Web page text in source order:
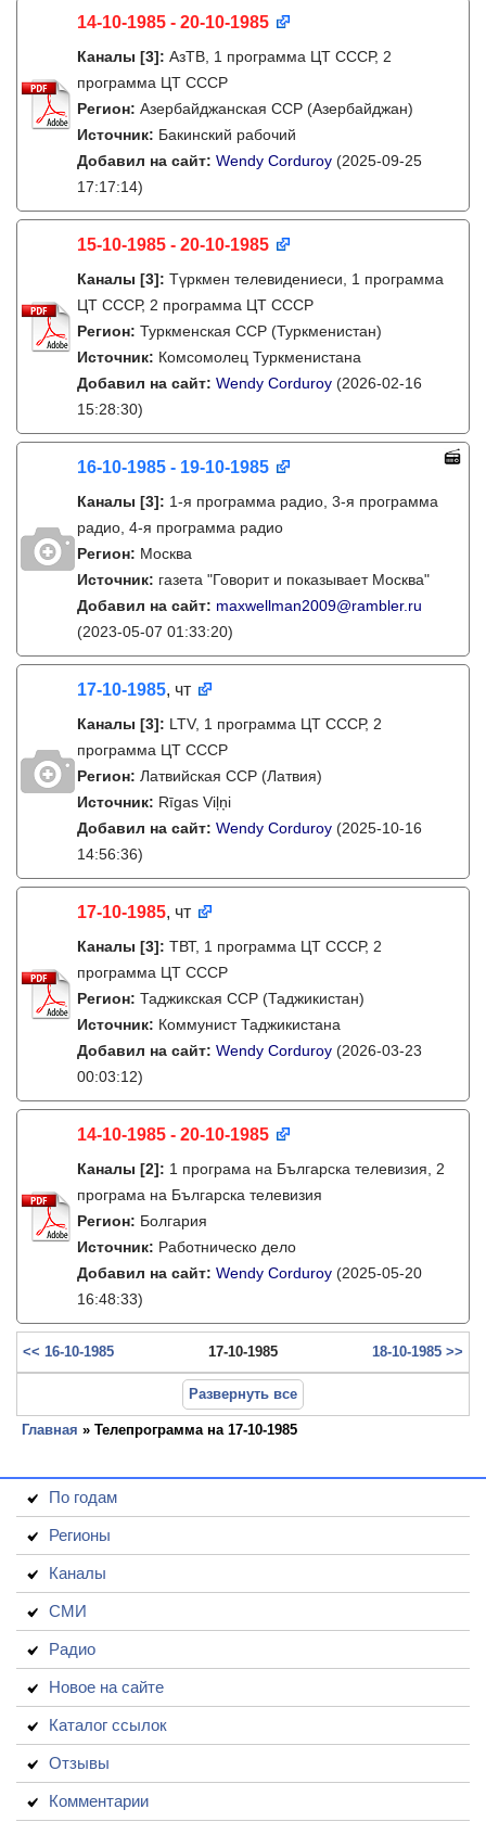
14-10-1985 - 20-10-1985
Каналы [3]: АзТВ, 1 программа ЦТ СССР, 2
программа ЦТ СССР
Регион: Азербайджанская ССР (Азербайджан)
Источник: Бакинский рабочий
Добавил на сайт: Wendy Corduroy (2025-09-25
17:17:14)
15-10-1985 - 20-10-1985
Каналы [3]: Түркмен телевидениеси, 1 программа
ЦТ СССР, 2 программа ЦТ СССР
Регион: Туркменская ССР (Туркменистан)
Источник: Комсомолец Туркменистана
Добавил на сайт: Wendy Corduroy (2026-02-16
15:28:30)
16-10-1985 - 19-10-1985
Каналы [3]: 1-я программа радио, 3-я программа
радио, 4-я программа радио
Регион: Москва
Источник: газета "Говорит и показывает Москва"
Добавил на сайт: maxwellman2009@rambler.ru
(2023-05-07 01:33:20)
17-10-1985, чт
Каналы [3]: LTV, 1 программа ЦТ СССР, 2
программа ЦТ СССР
Регион: Латвийская ССР (Латвия)
Источник: Rīgas Viļņi
Добавил на сайт: Wendy Corduroy (2025-10-16
14:56:36)
17-10-1985, чт
Каналы [3]: ТВТ, 1 программа ЦТ СССР, 2
программа ЦТ СССР
Регион: Таджикская ССР (Таджикистан)
Источник: Коммунист Таджикистана
Добавил на сайт: Wendy Corduroy (2026-03-23
00:03:12)
14-10-1985 - 20-10-1985
Каналы [2]: 1 програма на Българска телевизия, 2
програма на Българска телевизия
Регион: Болгария
Источник: Работническо дело
Добавил на сайт: Wendy Corduroy (2025-05-20
16:48:33)
<< 16-10-1985 17-10-1985 18-10-1985 >>
Развернуть все
Главная » Телепрограмма на 17-10-1985
По годам
Регионы
Каналы
СМИ
Радио
Новое на сайте
Каталог ссылок
Отзывы
Комментарии